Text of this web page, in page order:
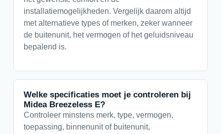
installatiemogelijkheden. Vergelijk daarom altijd
met alternatieve types of merken, zeker wanneer
de buitenunit, het vermogen of het geluidsniveau
bepalend is.
Welke specificaties moet je controleren bij
Midea Breezeless E?
Controleer minstens merk, type, vermogen,
toepassing, binnenunit of buitenunit,